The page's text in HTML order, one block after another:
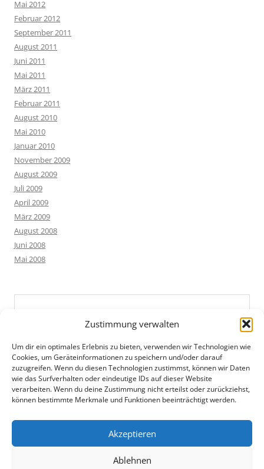
Zustimmung verwalten
Um dir ein optimales Erlebnis zu bieten, verwenden wir Technologien wie
Cookies, um Geräteinformationen zu speichern und/oder darauf
zuzugreifen. Wenn du diesen Technologien zustimmst, können wir Daten
wie das Surfverhalten oder eindeutige IDs auf dieser Website
verarbeiten. Wenn du deine Zustimmung nicht erteilst oder zurückziehst,
können bestimmte Merkmale und Funktionen beeinträchtigt werden.
Akzeptieren
Ablehnen
Mai 2012
Februar 2012
September 2011
August 2011
Juni 2011
Mai 2011
März 2011
Februar 2011
August 2010
Mai 2010
Januar 2010
November 2009
August 2009
Juli 2009
April 2009
März 2009
August 2008
Juni 2008
Mai 2008